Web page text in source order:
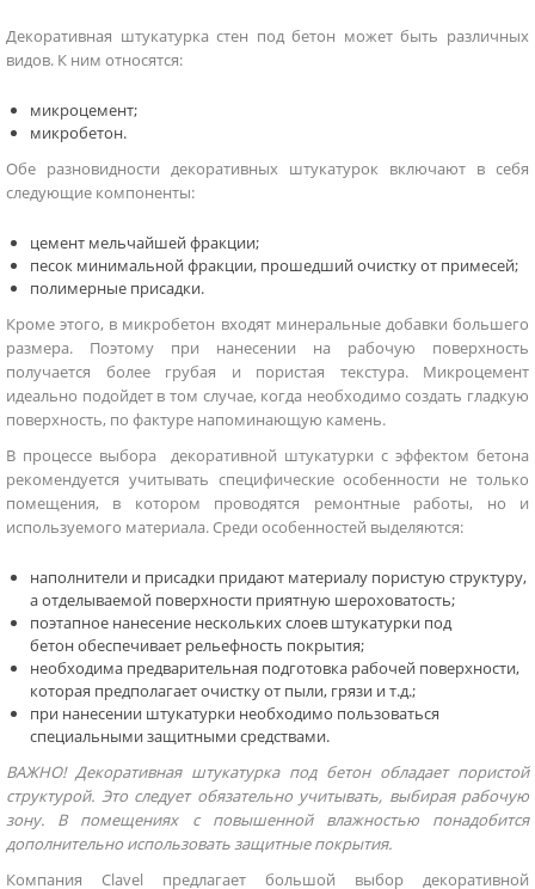
Декоративная штукатурка стен под бетон может быть различных
видов. К ним относятся:
микроцемент;
микробетон.
Обе разновидности декоративных штукатурок включают в себя
следующие компоненты:
цемент мельчайшей фракции;
песок минимальной фракции, прошедший очистку от примесей;
полимерные присадки.
Кроме этого, в микробетон входят минеральные добавки большего
размера. Поэтому при нанесении на рабочую поверхность
получается более грубая и пористая текстура. Микроцемент
идеально подойдет в том случае, когда необходимо создать гладкую
поверхность, по фактуре напоминающую камень.
В процессе выбора декоративной штукатурки с эффектом бетона
рекомендуется учитывать специфические особенности не только
помещения, в котором проводятся ремонтные работы, но и
используемого материала. Среди особенностей выделяются:
наполнители и присадки придают материалу пористую структуру,
а отделываемой поверхности приятную шероховатость;
поэтапное нанесение нескольких слоев штукатурки под
бетон обеспечивает рельефность покрытия;
необходима предварительная подготовка рабочей поверхности,
которая предполагает очистку от пыли, грязи и т.д.;
при нанесении штукатурки необходимо пользоваться
специальными защитными средствами.
ВАЖНО! Декоративная штукатуркапод бетонобладаетпористой
структурой. Это следует обязательно учитывать, выбирая рабочую
зону. В помещениях с повышенной влажностью понадобится
дополнительно использовать защитныепокрытия.
Компания Clavel предлагает большой выбор декоративной